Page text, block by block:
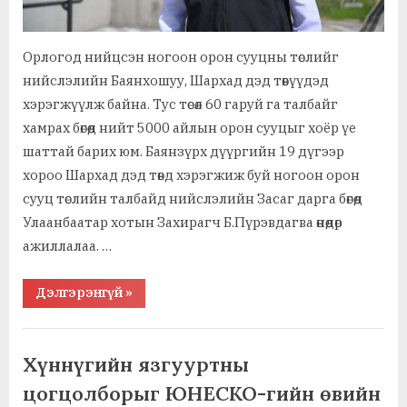
Орлогод нийцсэн ногоон орон сууцны төслийг
нийслэлийн Баянхошуу, Шархад дэд төвүүдэд
хэрэгжүүлж байна. Тус төсөл 60 гаруй га талбайг
хамрах бөгөөд нийт 5000 айлын орон сууцыг хоёр үе
шаттай барих юм. Баянзүрх дүүргийн 19 дүгээр
хороо Шархад дэд төвд хэрэгжиж буй ногоон орон
сууц төслийн талбайд нийслэлийн Засаг дарга бөгөөд
Улаанбаатар хотын Захирагч Б.Пүрэвдагва өнөөдөр
ажиллалаа. …
Дэлгэрэнгүй“Нийслэл:
Ногоон
сууц
эрчим
25
»
Барилга, зам, дэд бүтэц, хот байгуулалт
Мөнгө, санхүү, даатгал ,Түлш, эрчим хүч
Үл хөдлөх хөрөнгө, газар,Худалдаа, үзвэр, үйлчилгээ
Хүннүгийн язгууртны
цогцолборыг ЮНЕСКО-гийн өвийн